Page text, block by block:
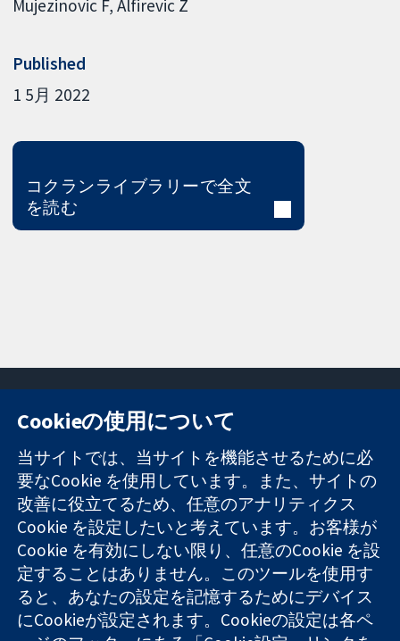
Mujezinovic F Alfirevic Z
Published
1 5月 2022
コクランライブラリーで全文
を読む
信頼できるエビ
デンスと
情報に基づく意
思決定により
健康のさらなる
向上へ
11-13 Cavendish
Square
London
W1G 0AN
United Kingdom
お問い合わせ
ニュース
広報
コクランにつ
いて
採用
Cochrane
Library
Cookieの使用について
当サイトでは、当サイトを機能させるために必
要なCookie を使用しています。また、サイトの
改善に役立てるため、任意のアナリティクス
Cookie を設定したいと考えています。お客様が
Cookie を有効にしない限り、任意のCookie を設
定することはありません。このツールを使用す
ると、あなたの設定を記憶するためにデバイス
にCookieが設定されます。Cookieの設定は各ペ